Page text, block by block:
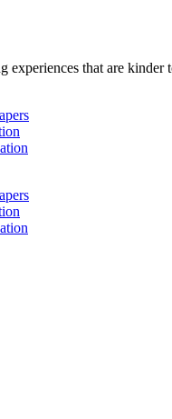
experiences that are kinder